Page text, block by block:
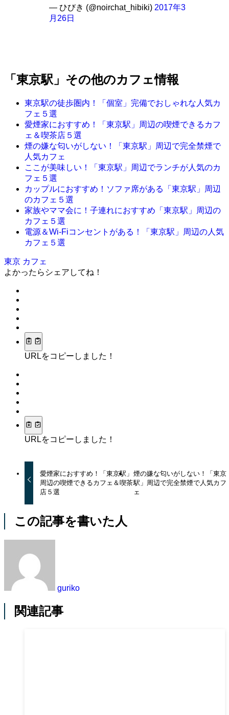
— ひびき (@noirchat_hibiki) 2017年3
月26日
「東京駅」その他のカフェ情報
東京駅の徒歩圏内！「個室」完備でおしゃれな人気カ
フェ５選
愛煙家におすすめ！「東京駅」周辺の喫煙できるカフ
ェ＆喫茶店５選
煙の嫌な匂いがしない！「東京駅」周辺で完全禁煙で
人気カフェ
ここが美味しい！「東京駅」周辺でランチが人気のカ
フェ５選
カップルにおすすめ！ソファ席がある「東京駅」周辺
のカフェ５選
家族やママ会に！子連れにおすすめ「東京駅」周辺の
カフェ５選
電源＆Wi-Fiコンセントがある！「東京駅」周辺の人気
カフェ５選
東京 カフェ
よかったらシェアしてね！
URLをコピーしました！
URLをコピーしました！
愛煙家におすすめ！「東京駅」
周辺の喫煙できるカフェ＆喫茶
店５選
煙の嫌な匂いがしない！「東京
駅」周辺で完全禁煙で人気カフ
ェ
この記事を書いた人
guriko
関連記事